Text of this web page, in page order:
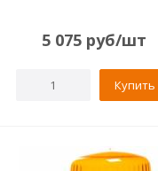
5 075руб/шт
Купить